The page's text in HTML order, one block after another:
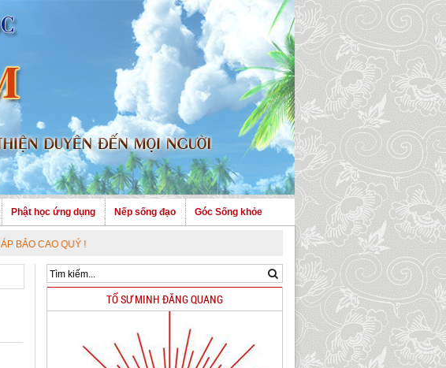
Phật học ứng dụng Nếp sống đạo Góc Sống khỏe
QUÝ !
TỔ SƯ MINH ĐĂNG QUANG